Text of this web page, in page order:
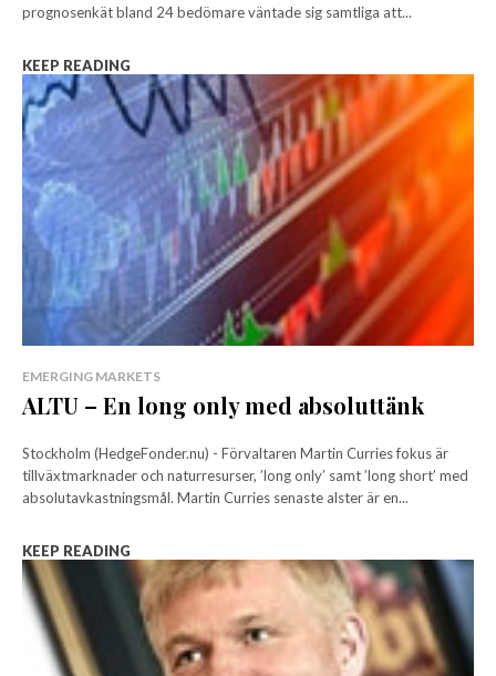
prognosenkät bland 24 bedömare väntade sig samtliga att...
KEEP READING
EMERGING MARKETS
ALTU – En long only med absoluttänk
Stockholm (HedgeFonder.nu) - Förvaltaren Martin Curries fokus är
tillväxtmarknader och naturresurser, ’long only’ samt ’long short’ med
absolutavkastningsmål. Martin Curries senaste alster är en...
KEEP READING